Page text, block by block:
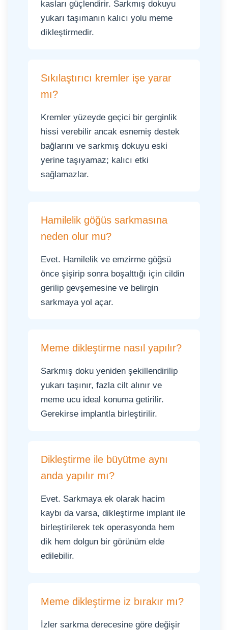
kasları güçlendirir. Sarkmış dokuyu
yukarı taşımanın kalıcı yolu meme
dikleştirmedir.
Sıkılaştırıcı kremler işe yarar
mı?
Kremler yüzeyde geçici bir gerginlik
hissi verebilir ancak esnemiş destek
bağlarını ve sarkmış dokuyu eski
yerine taşıyamaz; kalıcı etki
sağlamazlar.
Hamilelik göğüs sarkmasına
neden olur mu?
Evet. Hamilelik ve emzirme göğsü
önce şişirip sonra boşalttığı için cildin
gerilip gevşemesine ve belirgin
sarkmaya yol açar.
Meme dikleştirme nasıl yapılır?
Sarkmış doku yeniden şekillendirilip
yukarı taşınır, fazla cilt alınır ve
meme ucu ideal konuma getirilir.
Gerekirse implantla birleştirilir.
Dikleştirme ile büyütme aynı
anda yapılır mı?
Evet. Sarkmaya ek olarak hacim
kaybı da varsa, dikleştirme implant ile
birleştirilerek tek operasyonda hem
dik hem dolgun bir görünüm elde
edilebilir.
Meme dikleştirme iz bırakır mı?
İzler sarkma derecesine göre değişir